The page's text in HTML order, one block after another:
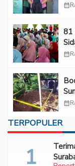
calendar_month
81
calendar_month
calendar_month
TERPOPULER